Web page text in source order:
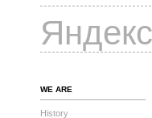
WE ARE
History